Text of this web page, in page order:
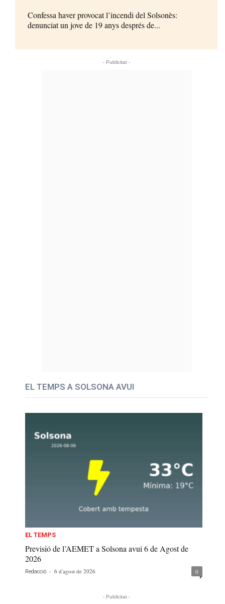
Confessa haver provocat l’incendi del Solsonès:
denunciat un jove de 19 anys després de...
- Publicitat -
EL TEMPS A SOLSONA AVUI
EL TEMPS
Previsió de l’AEMET a Solsona avui 6 de Agost de
2026
Redacció - 6 d'agost de 2026 0
- Publicitat -